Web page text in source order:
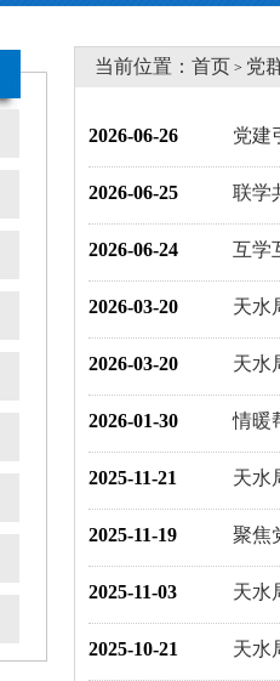
当前位置： 首页 > 党
2026-06-26 党建
2026-06-25 联学
2026-06-24 互学
2026-03-20 天水
2026-03-20 天水
2026-01-30 情暖
2025-11-21 天水
2025-11-19 聚焦
2025-11-03 天水
2025-10-21 天水